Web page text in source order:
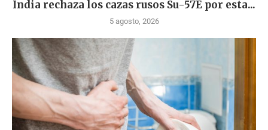
India rechaza los cazas rusos Su-57E por esta...
5 agosto, 2026